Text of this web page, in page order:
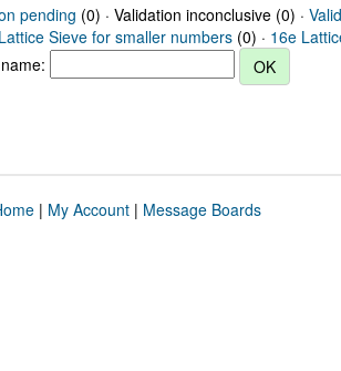
pending (0) · Validation inconclusive (0) · Valid
Sieve for smaller numbers (0) · 16e
| My Account| Message Boards